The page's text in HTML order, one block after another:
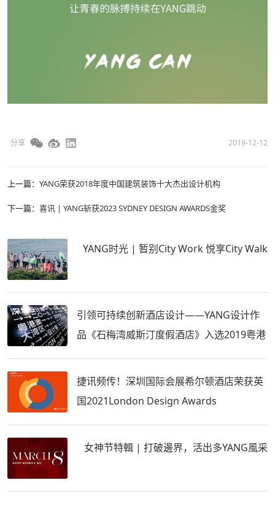
分享 2019-12-12
上一篇： YANG荣获2018年度中国建筑装饰十大杰出设计机构
下一篇： 喜讯 | YANG斩获2023 SYDNEY DESIGN AWARDS金奖
YANG时光 | 暂别City Work 悦享City Walk
引领可持续创新酒店设计——YANG设计作
品《石梅湾威斯汀度假酒店》入选2019粤港
捷讯频传！深圳国际会展希尔顿酒店荣获英
国2021London Design Awards
女神节特輯 | 打破邊界，活出多YANG風采